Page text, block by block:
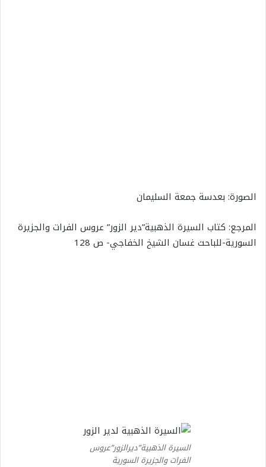
الصورة: بعدسة جمعة السليمان
المرجع: كتاب السيرة الذهبية”دير الزور” عروس الفرات والجزيرة
السورية-للباحث غسان الشيخ الخفاجي- ص 128
السيرة الذهبية”ديرالزور”عروس
الفرات والجزيرة السورية